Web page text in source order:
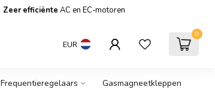
Zeer efficiënte AC en EC-motoren
EUR
0
Frequentieregelaars Gasmagneetkleppen